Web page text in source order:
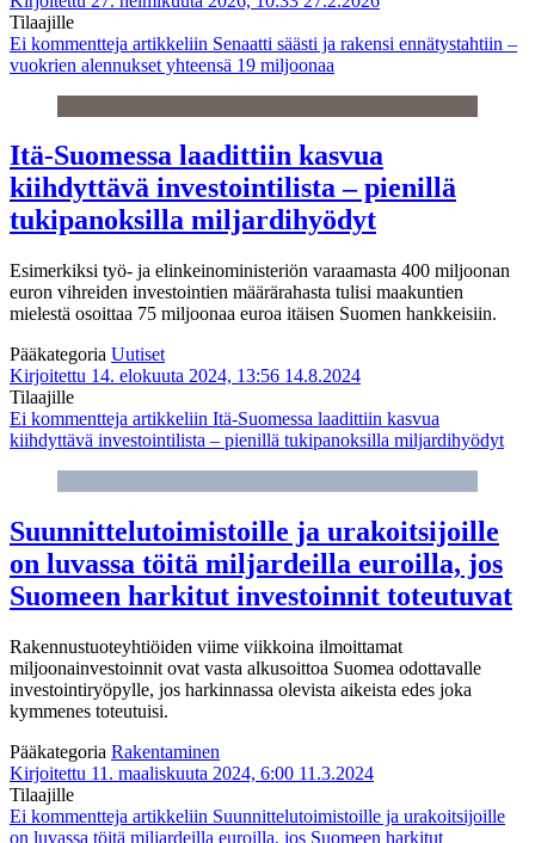
Tilaajille
Ei kommentteja artikkeliin Senaatti säästi ja rakensi ennätystahtiin –
vuokrien alennukset yhteensä 19 miljoonaa
Itä-Suomessa laadittiin kasvua
kiihdyttävä investointilista – pienillä
tukipanoksilla miljardihyödyt
Esimerkiksi työ- ja elinkeinoministeriön varaamasta 400 miljoonan
euron vihreiden investointien määrärahasta tulisi maakuntien
mielestä osoittaa 75 miljoonaa euroa itäisen Suomen hankkeisiin.
Pääkategoria Uutiset
Kirjoitettu 14. elokuuta 2024, 13:56 14.8.2024
Tilaajille
Ei kommentteja artikkeliin Itä-Suomessa laadittiin kasvua
kiihdyttävä investointilista – pienillä tukipanoksilla miljardihyödyt
Suunnittelutoimistoille ja urakoitsijoille
on luvassa töitä miljardeilla euroilla, jos
Suomeen harkitut investoinnit toteutuvat
Rakennustuoteyhtiöiden viime viikkoina ilmoittamat
miljoonainvestoinnit ovat vasta alkusoittoa Suomea odottavalle
investointiryöpylle, jos harkinnassa olevista aikeista edes joka
kymmenes toteutuisi.
Pääkategoria Rakentaminen
Kirjoitettu 11. maaliskuuta 2024, 6:00 11.3.2024
Tilaajille
Ei kommentteja artikkeliin Suunnittelutoimistoille ja urakoitsijoille
on luvassa töitä miljardeilla euroilla, jos Suomeen harkitut